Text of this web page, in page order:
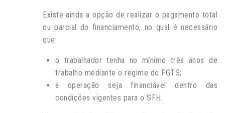
Existe ainda a opção de realizar o pagamento total
ou parcial do financiamento, no qual é necessário
que:
o trabalhador tenha no mínimo três anos de
trabalho mediante o regime do FGTS;
a operação seja financiável dentro das
condições vigentes para o SFH.